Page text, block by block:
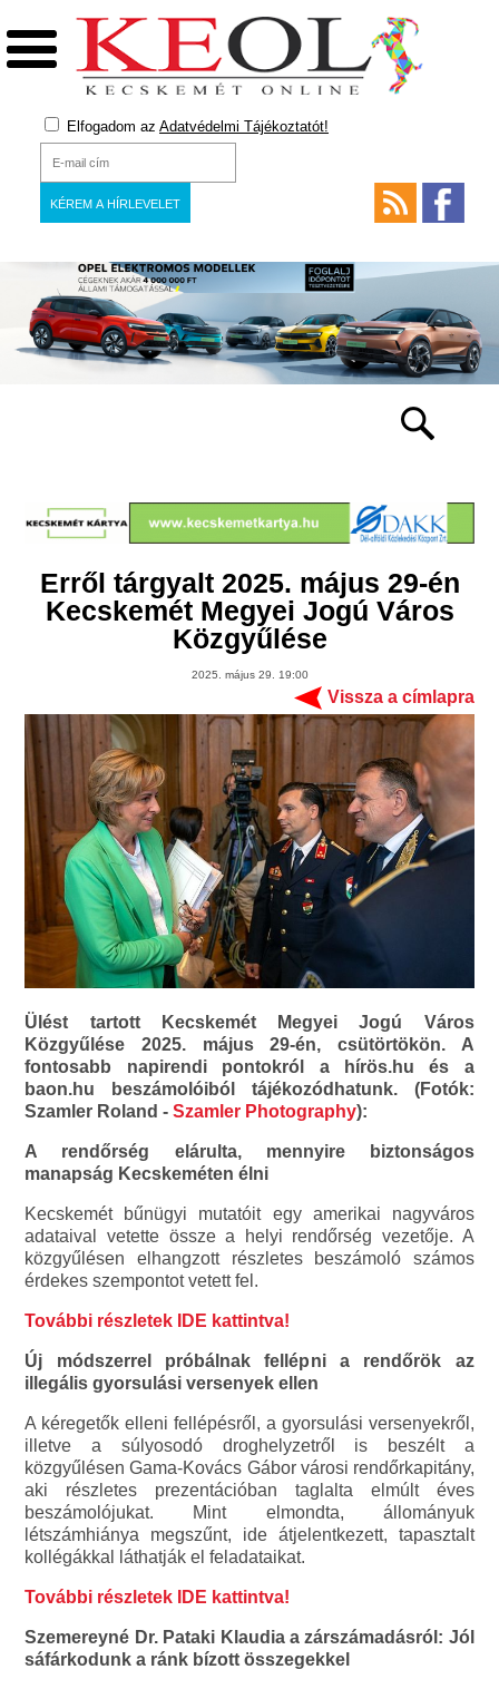
Elfogadom az Adatvédelmi Tájékoztatót!
Erről tárgyalt 2025. május 29-én
Kecskemét Megyei Jogú Város
Közgyűlése
2025. május 29. 19:00
Vissza a címlapra
Ülést tartott Kecskemét Megyei Jogú Város
Közgyűlése 2025. május 29-én, csütörtökön. A
fontosabb napirendi pontokról a hírös.hu és a
baon.hu beszámolóiból tájékozódhatunk. (Fotók:
Szamler Roland -Szamler Photography):
A rendőrség elárulta, mennyire biztonságos
manapság Kecskeméten élni
Kecskemét bűnügyi mutatóit egy amerikai nagyváros
adataival vetette össze a helyi rendőrség vezetője. A
közgyűlésen elhangzott részletes beszámoló számos
érdekes szempontot vetett fel.
További részletek IDE kattintva!
Új módszerrel próbálnak fellépni a rendőrök az
illegális gyorsulási versenyek ellen
A kéregetők elleni fellépésről, a gyorsulási versenyekről,
illetve a súlyosodó droghelyzetről is beszélt a
közgyűlésen Gama-Kovács Gábor városi rendőrkapitány,
aki részletes prezentációban taglalta elmúlt éves
beszámolójukat. Mint elmondta, állományuk
létszámhiánya megszűnt, ide átjelentkezett, tapasztalt
kollégákkal láthatják el feladataikat.
További részletek IDE kattintva!
Szemereyné Dr. Pataki Klaudia a zárszámadásról: Jól
sáfárkodunk a ránk bízott összegekkel